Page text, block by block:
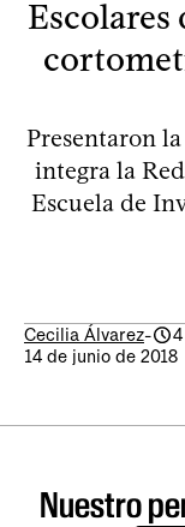
Presentaron
integra la
Escuela de
Cecilia Álvarez-
14 de junio de 2018
Nuestro